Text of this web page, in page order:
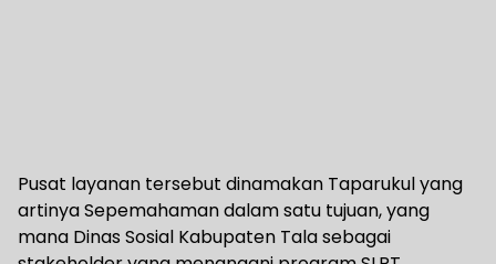
Pusat layanan tersebut dinamakan Taparukul yang
artinya Sepemahaman dalam satu tujuan, yang
mana Dinas Sosial Kabupaten Tala sebagai